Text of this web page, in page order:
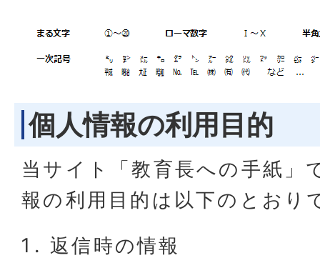
個人情報の利用目的
当サイト「教育長への手紙」
報の利用目的は以下のとおり
返信時の情報